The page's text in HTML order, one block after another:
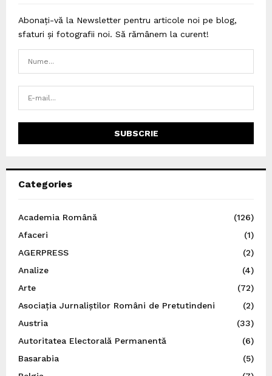
Abonați-vă la Newsletter pentru articole noi pe blog,
sfaturi și fotografii noi. Să rămânem la curent!
Categories
Academia Română
(126)
Afaceri
(1)
AGERPRESS
(2)
Analize
(4)
Arte
(72)
Asociația Jurnaliștilor Români de Pretutindeni
(2)
Austria
(33)
Autoritatea Electorală Permanentă
(6)
Basarabia
(5)